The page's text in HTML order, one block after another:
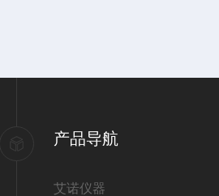
产品导航
艾诺仪器